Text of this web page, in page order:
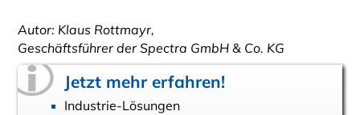
Autor: Klaus Rottmayr,
Geschäftsführer der Spectra GmbH & Co. KG
Jetzt mehr erfahren!
Industrie-Lösungen